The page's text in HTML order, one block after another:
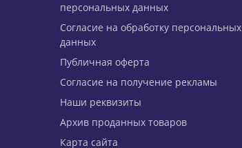
персональных данных
Согласие на обработку персональных
данных
Публичная оферта
Согласие на получение рекламы
Наши реквизиты
Архив проданных товаров
Карта сайта